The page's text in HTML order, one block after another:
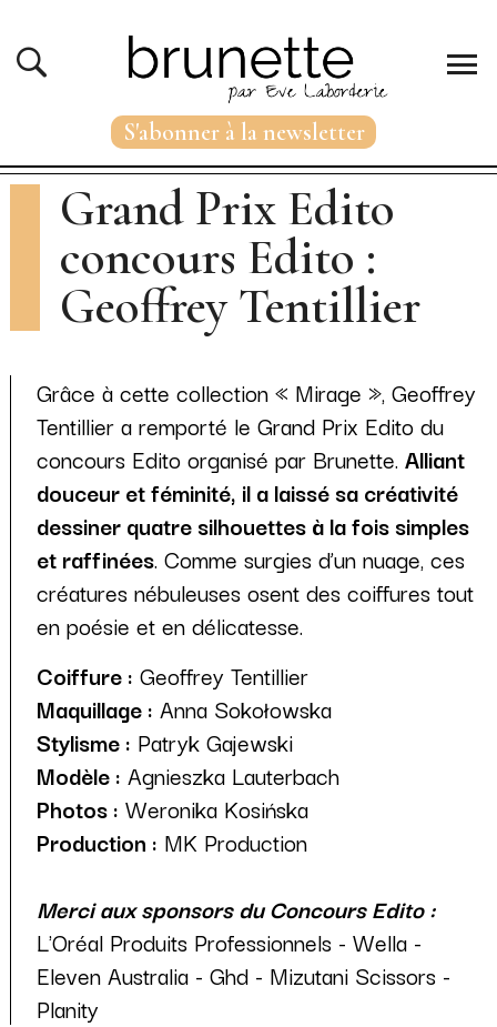
Grand Prix Edito
concours Edito :
Geoffrey Tentillier
Grâce à cette collection « Mirage », Geoffrey
Tentillier a remporté le Grand Prix Edito du
concours Edito organisé par Brunette.Alliant
douceur et féminité, il a laissé sa créativité
dessiner quatre silhouettes à la fois simples
et raffinées. Comme surgies d’un nuage, ces
créatures nébuleuses osent des coiffures tout
en poésie et en délicatesse.
Coiffure : Geoffrey Tentillier
Maquillage : Anna Sokołowska
Stylisme : Patryk Gajewski
Modèle : Agnieszka Lauterbach
Photos : Weronika Kosińska
Production : MK Production
Merci aux sponsors du Concours Edito :
L'Oréal Produits Professionnels - Wella -
Eleven Australia - Ghd - Mizutani Scissors -
Planity
S'abonner à la newsletter